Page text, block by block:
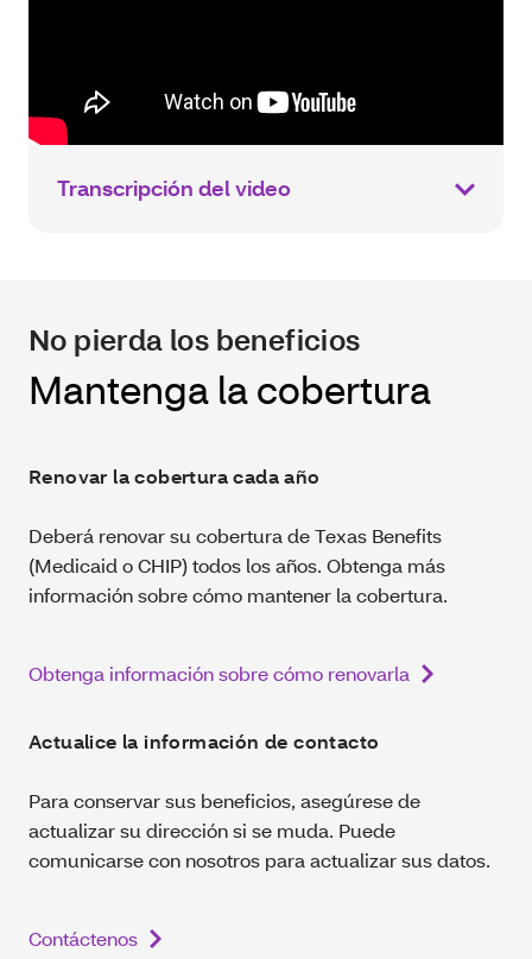
Transcripción del video
No pierda los beneficios
Mantenga la cobertura
Renovar la cobertura cada año
Deberá renovar su cobertura de Texas Benefits
(Medicaid o CHIP) todos los años. Obtenga más
información sobre cómo mantener la cobertura.
Obtenga información sobre cómo renovarla
Actualice la información de contacto
Para conservar sus beneficios, asegúrese de
actualizar su dirección si se muda. Puede
comunicarse con nosotros para actualizar sus datos.
Contáctenos